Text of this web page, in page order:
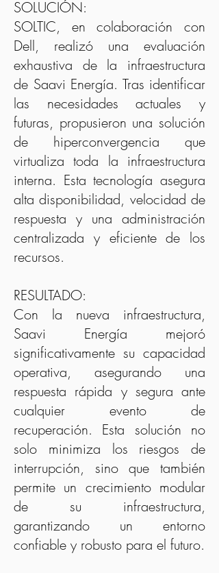
SOLUCIÓN:
SOLTIC, en colaboración con
Dell, realizó una evaluación
exhaustiva de la infraestructura
de Saavi Energía. Tras identificar
las necesidades actuales y
futuras, propusieron una solución
de hiperconvergencia que
virtualiza toda la infraestructura
interna. Esta tecnología asegura
alta disponibilidad, velocidad de
respuesta y una administración
centralizada y eficiente de los
recursos.
RESULTADO:
Con la nueva infraestructura,
Saavi Energía mejoró
significativamente su capacidad
operativa, asegurando una
respuesta rápida y segura ante
cualquier evento de
recuperación. Esta solución no
solo minimiza los riesgos de
interrupción, sino que también
permite un crecimiento modular
de su infraestructura,
garantizando un entorno
confiable y robusto para el futuro.